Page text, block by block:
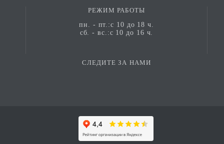
РЕЖИМ РАБОТЫ
пн. - пт.:с 10 до 18 ч.
сб. - вс.:с 10 до 16 ч.
СЛЕДИТЕ ЗА НАМИ